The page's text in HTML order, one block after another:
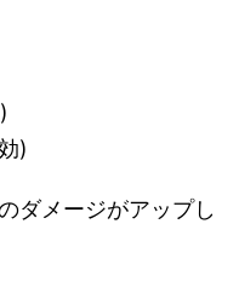
)
ダメージがアップし